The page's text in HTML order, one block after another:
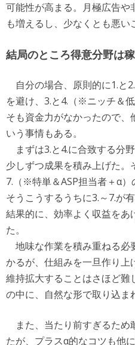
可能性が高まる。月極広告
も増えるし、少なくとも悪い
結局のところ得意分野は
自分の場合、原則的に1.と
を避け、3.と4.（※ニッチ＆
そも資金力がなかったので、
いう事情もある。
まずは3.と4.に合致する分
少しずつ成果を積み上げた。
7.（※特単＆ASP担当者＋α）
そうこうするうちに3.～7.が
結果的に、効率よく収益をあ
た。
地味な作業を積み重ねる必
かるが、仕組みを一旦作り
維持拡大することはさほど
の中に、自然な形で取り込ま
また、当たり前すぎるため
たが、プラスα的なコツも他に